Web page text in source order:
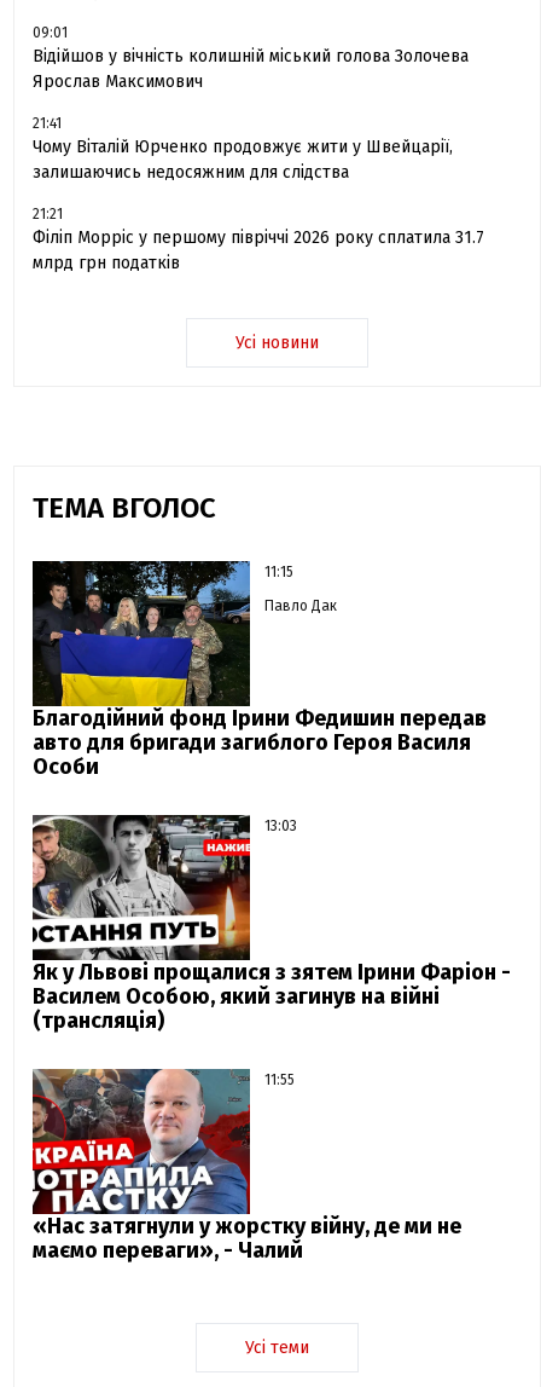
09:01
Відійшов у вічність колишній міський голова Золочева
Ярослав Максимович
21:41
Чому Віталій Юрченко продовжує жити у Швейцарії,
залишаючись недосяжним для слідства
21:21
Філіп Морріс у першому півріччі 2026 року сплатила 31.7
млрд грн податків
Усі новини
ТЕМА ВГОЛОС
11:15
Павло Дак
Благодійний фонд Ірини Федишин передав
авто для бригади загиблого Героя Василя
Особи
13:03
Як у Львові прощалися з зятем Ірини Фаріон -
Василем Особою, який загинув на війні
(трансляція)
11:55
«Нас затягнули у жорстку війну, де ми не
маємо переваги», - Чалий
Усі теми